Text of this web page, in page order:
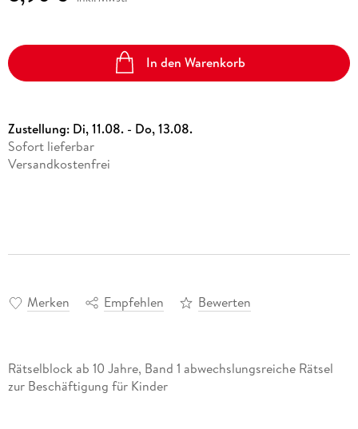
In den Warenkorb
Zustellung: Di, 11.08. - Do, 13.08.
Sofort lieferbar
Versandkostenfrei
Merken Empfehlen Bewerten
Rätselblock ab 10 Jahre, Band 1 abwechslungsreiche Rätsel
zur Beschäftigung für Kinder